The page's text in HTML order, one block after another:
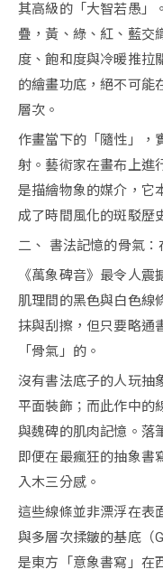
其高級的「大智若愚」
疊，黃、綠、紅、藍交
度、飽和度與冷暖推拉
的繪畫功底，絕不可能
層次。
作畫當下的「隨性」，
射。藝術家在畫布上進
是描繪物象的媒介，它
成了時間風化的斑駁歷
二、 書法記憶的骨氣
《萬象碑音》最令人
肌理間的黑色與白色線
抹與刮擦，但只要略通
「骨氣」的。
沒有書法底子的人玩抽
平面裝飾；而此作中的
與魏碑的肌肉記憶。落
即便在最瘋狂的抽象書
入木三分感。
這些線條並非漂浮在表
與多層次揉皺的基底（
是東方「意象書寫」